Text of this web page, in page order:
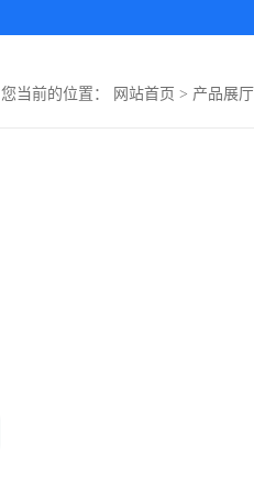
您当前的位置： 网站首页 > 产品展厅